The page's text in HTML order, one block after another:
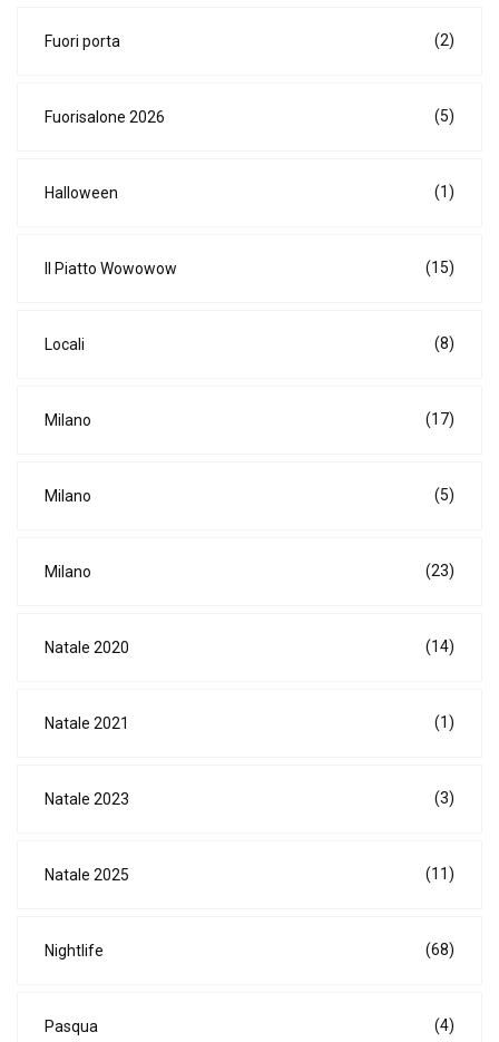
Fuori porta (2)
Fuorisalone 2026 (5)
Halloween (1)
Il Piatto Wowowow (15)
Locali (8)
Milano (17)
Milano (5)
Milano (23)
Natale 2020 (14)
Natale 2021 (1)
Natale 2023 (3)
Natale 2025 (11)
Nightlife (68)
Pasqua (4)